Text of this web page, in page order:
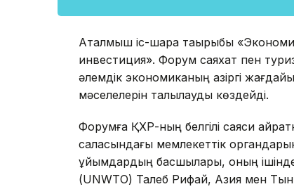
Аталмыш іс-шара тақырыбы
инвестиция». Форум саяхат пен
әлемдік экономиканың қазіргі
мәселелерін талқылауды көздейді.
Форумға ҚХР-ның белгілі саяси
саласындағы мемлекеттік
ұйымдардың басшылары, оның
(UNWTO) Талеб Рифай, Азия мен